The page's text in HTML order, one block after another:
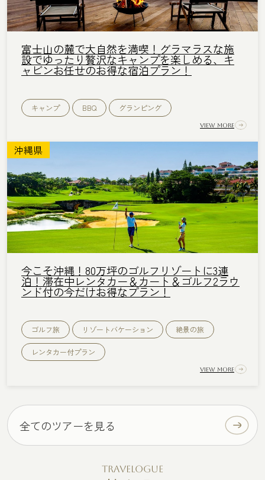
富士山の麓で大自然を満喫！グラマラスな施
設でゆったり贅沢なキャンプを楽しめる、キ
ャビンお任せのお得な宿泊プラン！
キャンプ BBQ グランピング
View More
沖縄県
今こそ沖縄！80万坪のゴルフリゾートに3連
泊！滞在中レンタカー＆カート＆ゴルフ2ラウ
ンド付の今だけお得なプラン！
ゴルフ旅 リゾートバケーション 絶景の旅
レンタカー付プラン
View More
全てのツアーを見る
Travelogue